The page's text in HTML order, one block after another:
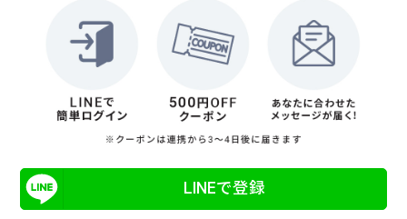
LINEで登録